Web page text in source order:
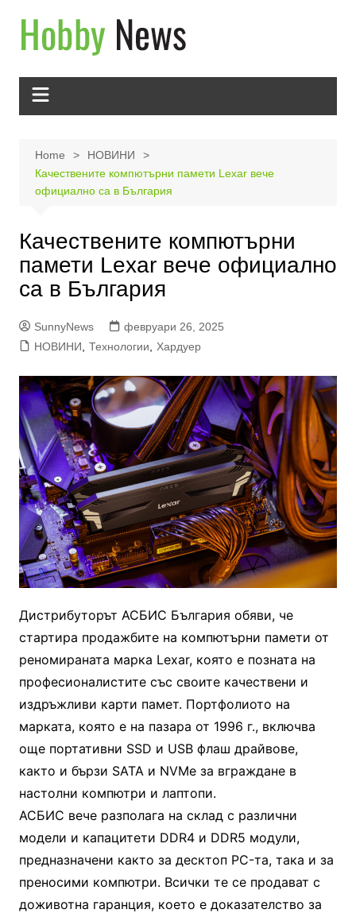
content
Home
НОВИНИ
Качествените компютърни памети Lexar вече
официално са в България
Качествените компютърни
памети Lexar вече официално
са в България
SunnyNews
февруари 26, 2025
НОВИНИ
Технологии Хардуер
Дистрибуторът АСБИС България обяви, че
стартира продажбите на компютърни памети от
реномираната марка Lexar, която е позната на
професионалистите със своите качествени и
издръжливи карти памет. Портфолиото на
марката, която е на пазара от 1996 г., включва
още портативни SSD и USB флаш драйвове,
както и бързи SATA и NVMe за вграждане в
настолни компютри и лаптопи.
АСБИС вече разполага на склад с различни
модели и капацитети DDR4 и DDR5 модули,
предназначени както за десктоп PC-та, така и за
преносими компютри. Всички те се продават с
доживотна гаранция, което е доказателство за